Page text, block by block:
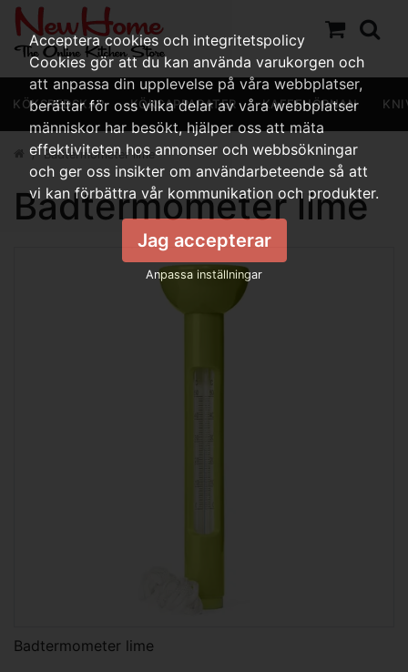
KÖKSREDSKAP KÖKSAPPARATER KAFFEHÖRNAN
Badtermometer lime
Badtermometer lime
Badtermometer lime
Acceptera cookies och integritetspolicy
Cookies gör att du kan använda varukorgen och
att anpassa din upplevelse på våra webbplatser,
berättar för oss vilka delar av våra webbplatser
människor har besökt, hjälper oss att mäta
effektiviteten hos annonser och webbsökningar
och ger oss insikter om användarbeteende så att
vi kan förbättra vår kommunikation och produkter.
Jag accepterar
Anpassa inställningar